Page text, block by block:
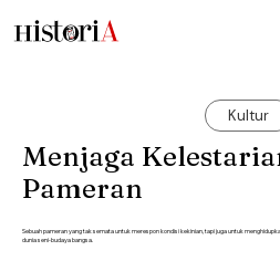
Kultur
Menjaga
Pameran
Sebuah pameran yang tak semata untuk merespon kondisi kekinian, tapi juga untuk
dunia seni-budaya bangsa.